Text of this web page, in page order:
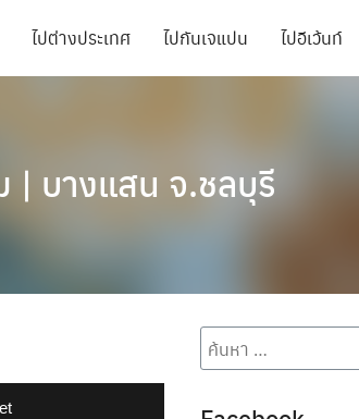
ไปต่างประเทศ ไปกันเจแปน ไปอีเว้นท์
| บางแสน จ.ชลบุรี
Search
for: